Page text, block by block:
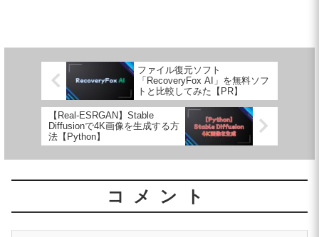
ファイル復元ソフト
「RecoveryFox AI」を無料ソフ
トと比較してみた【PR】
【Real-ESRGAN】Stable
Diffusionで4K画像を生成する方
法【Python】
コメント